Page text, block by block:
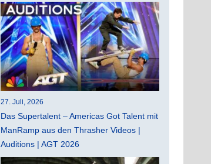
27. Juli, 2026
Das Supertalent – Americas Got Talent mit
ManRamp aus den Thrasher Videos |
Auditions | AGT 2026